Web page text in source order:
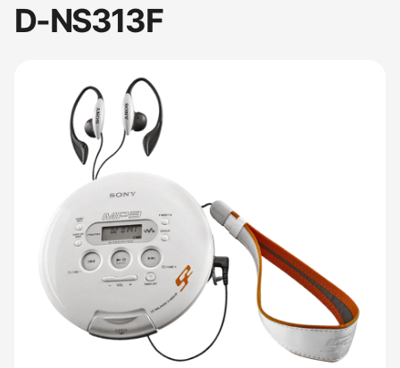
D-NS313F